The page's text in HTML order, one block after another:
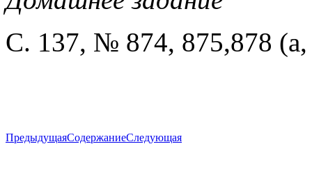
С. 137, № 874, 875,878
ПредыдущаяСодержаниеСледующая